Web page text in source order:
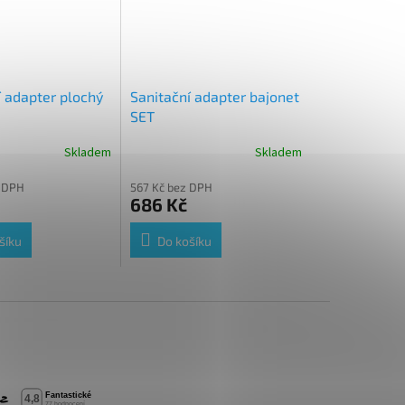
adapter plochý
Skladem
Sanitační adapter bajonet
SET
Skladem
567 Kč bez DPH
686 Kč
Do košíku